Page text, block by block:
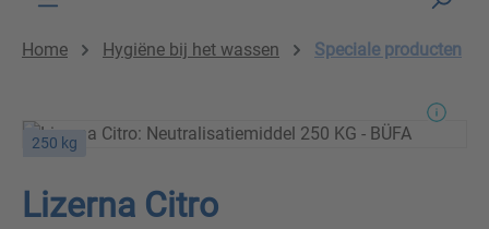
Home Hygiëne bij het wassen Speciale producten
250 kg
Lizerna Citro